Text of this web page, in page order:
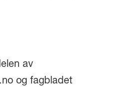
av
og fagbladet